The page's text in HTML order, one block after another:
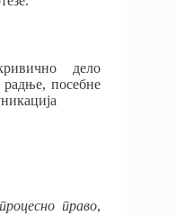
дело
посебне
право,